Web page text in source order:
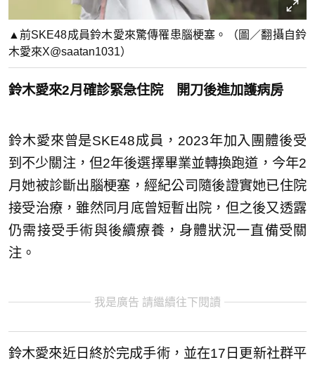
▲前SKE48成員鈴木愛來驚傳罹患腦梗塞。（圖／翻攝自鈴
木愛來X@saatan1031）
鈴木愛來2月確診緊急住院 開刀後進加護病房
鈴木愛來曾是SKE48成員，2023年加入團體後受
到不少關注，但2年後選擇畢業並轉換跑道，今年2
月她被診斷出腦梗塞，經紀公司隨後證實她已住院
接受治療，雖然同月底曾短暫出院，但之後又透露
仍需接受手術與後續療養，身體狀況一直備受關
注。
我是廣告 請繼續往下閱讀
鈴木愛來近日終於完成手術，並在17日更新社群平